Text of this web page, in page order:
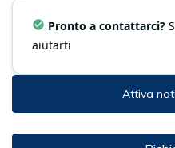
Pronto a contattarci?
aiutarti
Attiva